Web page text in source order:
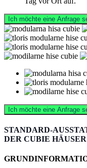
Ich möchte eine Anfrage
Ich möchte eine Anfrage
STANDARD-
DER CUBIE